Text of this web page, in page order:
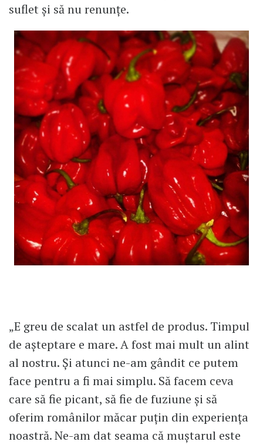
suflet și să nu renunțe.
„E greu de scalat un astfel de produs. Timpul
de așteptare e mare. A fost mai mult un alint
al nostru. Și atunci ne-am gândit ce putem
face pentru a fi mai simplu. Să facem ceva
care să fie picant, să fie de fuziune și să
oferim românilor măcar puțin din experiența
noastră. Ne-am dat seama că muștarul este